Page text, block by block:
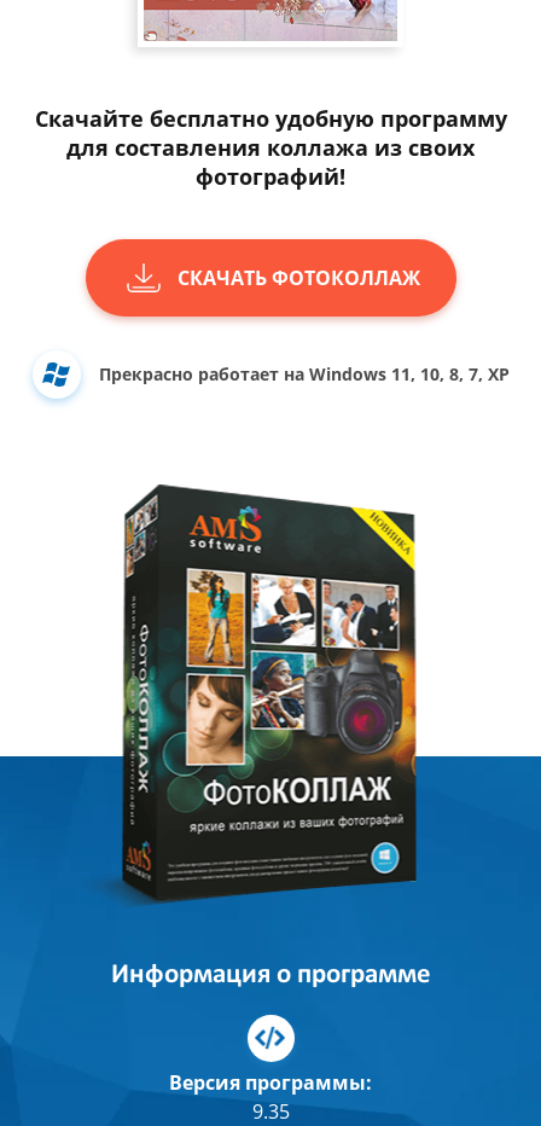
Скачайте бесплатно удобную программу
для составления коллажа из своих
фотографий!
СКАЧАТЬ ФОТОКОЛЛАЖ
Прекрасно работает на Windows 11, 10, 8, 7, XP
Информация о программе
Версия программы:
9.35